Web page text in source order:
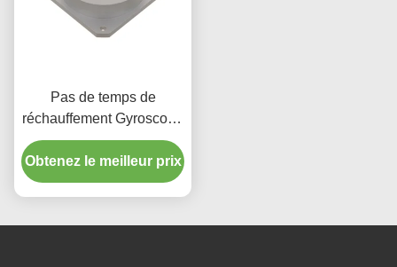
Pas de temps de
réchauffement Gyroscope
à fibre optique avec large
plage dynamique 200g
Mode de sortie RS-422
Obtenez le meilleur prix